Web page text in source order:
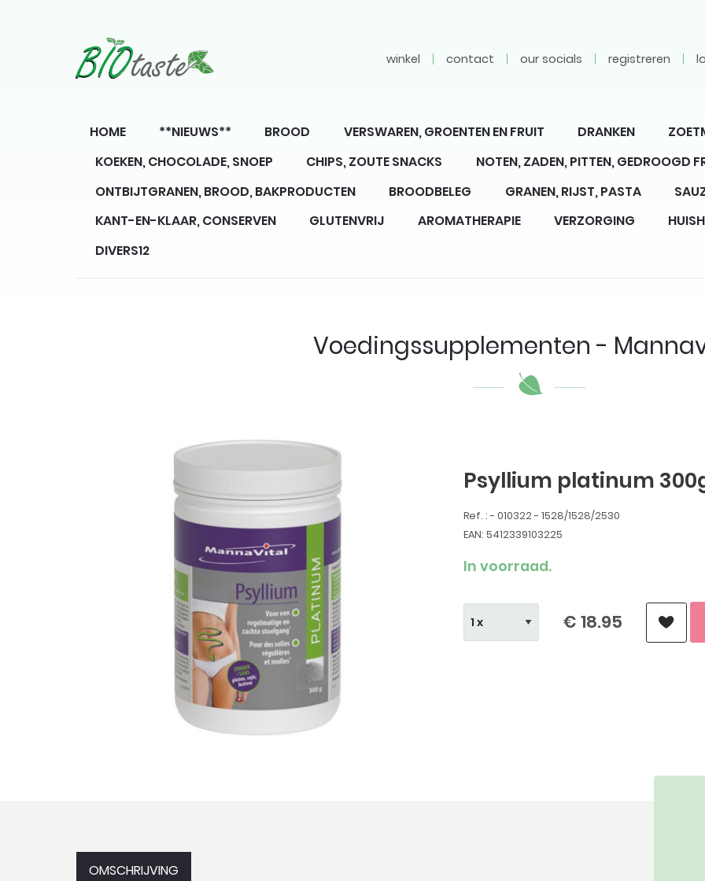
winkel contact our socials registreren
HOME **NIEUWS** BROOD VERSWAREN, GROENTEN EN FRUIT DRANKEN
KOEKEN, CHOCOLADE, SNOEP
CHIPS, ZOUTE SNACKS
NOTEN, ZADEN, PITTEN, GEDROOGD
ONTBIJTGRANEN, BROOD, BAKPRODUCTEN
BROODBELEG GRANEN, RIJST, PASTA
KANT-EN-KLAAR, CONSERVEN
GLUTENVRIJ AROMATHERAPIE VERZORGING
DIVERS12
Voedingssupplementen -
Psyllium platinum
Ref. : - 010322 - 1528/1528/2530
EAN: 5412339103225
In voorraad.
€ 18.95
OMSCHRIJVING